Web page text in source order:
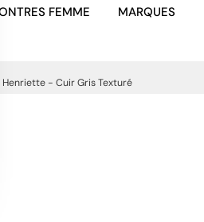
FEMME MARQUES
Henriette - Cuir Gris Texturé